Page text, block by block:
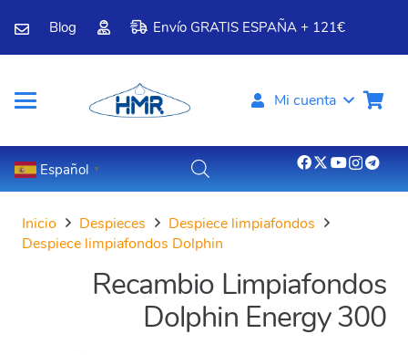
Blog Envío GRATIS ESPAÑA + 121€
Mi cuenta
Español ▼
Inicio Despieces
Despiece limpiafondos
Despiece limpiafondos Dolphin
Recambio Limpiafondos
Dolphin Energy 300